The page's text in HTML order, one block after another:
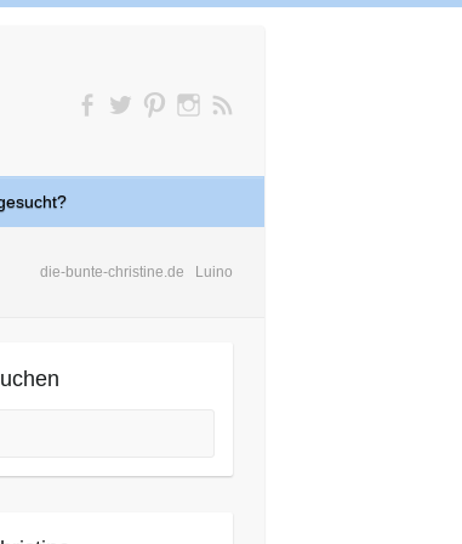
die-bunte-christine.de Luino